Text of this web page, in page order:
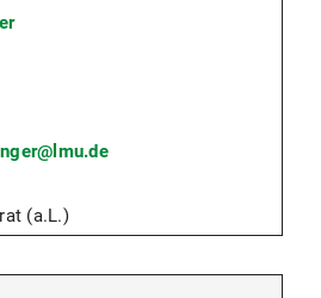
(a.L.)